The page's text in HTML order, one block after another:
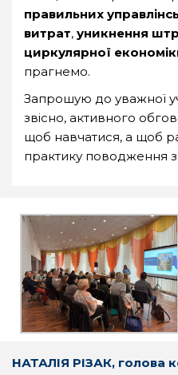
правильних
витрат, уникнення
циркулярної
прагнемо.
Запрошую до уважної
звісно, активного
щоб навчатися, а щоб
практику поводження з
НАТАЛІЯ РІЗАК, голова